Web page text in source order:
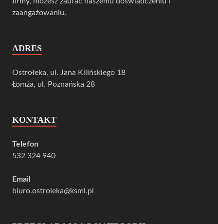
zaangażowaniu.
ADRES
Ostrołeka, ul. Jana Kilińskiego 18
Łomża, ul. Poznańska 28
KONTAKT
Telefon
532 324 940
Email
biuro.ostroleka@ksml.pl